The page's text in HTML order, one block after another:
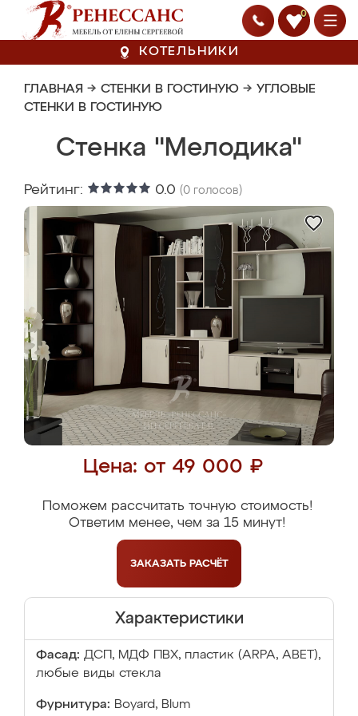
0
КОТЕЛЬНИКИ
ГЛАВНАЯ → СТЕНКИ В ГОСТИНУЮ → УГЛОВЫЕ
СТЕНКИ В ГОСТИНУЮ
Стенка "Мелодика"
Рейтинг: 0.0 (0 голосов)
Цена: от 49 000 ₽
Поможем рассчитать точную стоимость!
Ответим менее, чем за 15 минут!
ЗАКАЗАТЬ РАСЧЁТ
Характеристики
Фасад: ДСП, МДФ ПВХ, пластик (ARPA, ABET),
любые виды стекла
Фурнитура: Boyard, Blum